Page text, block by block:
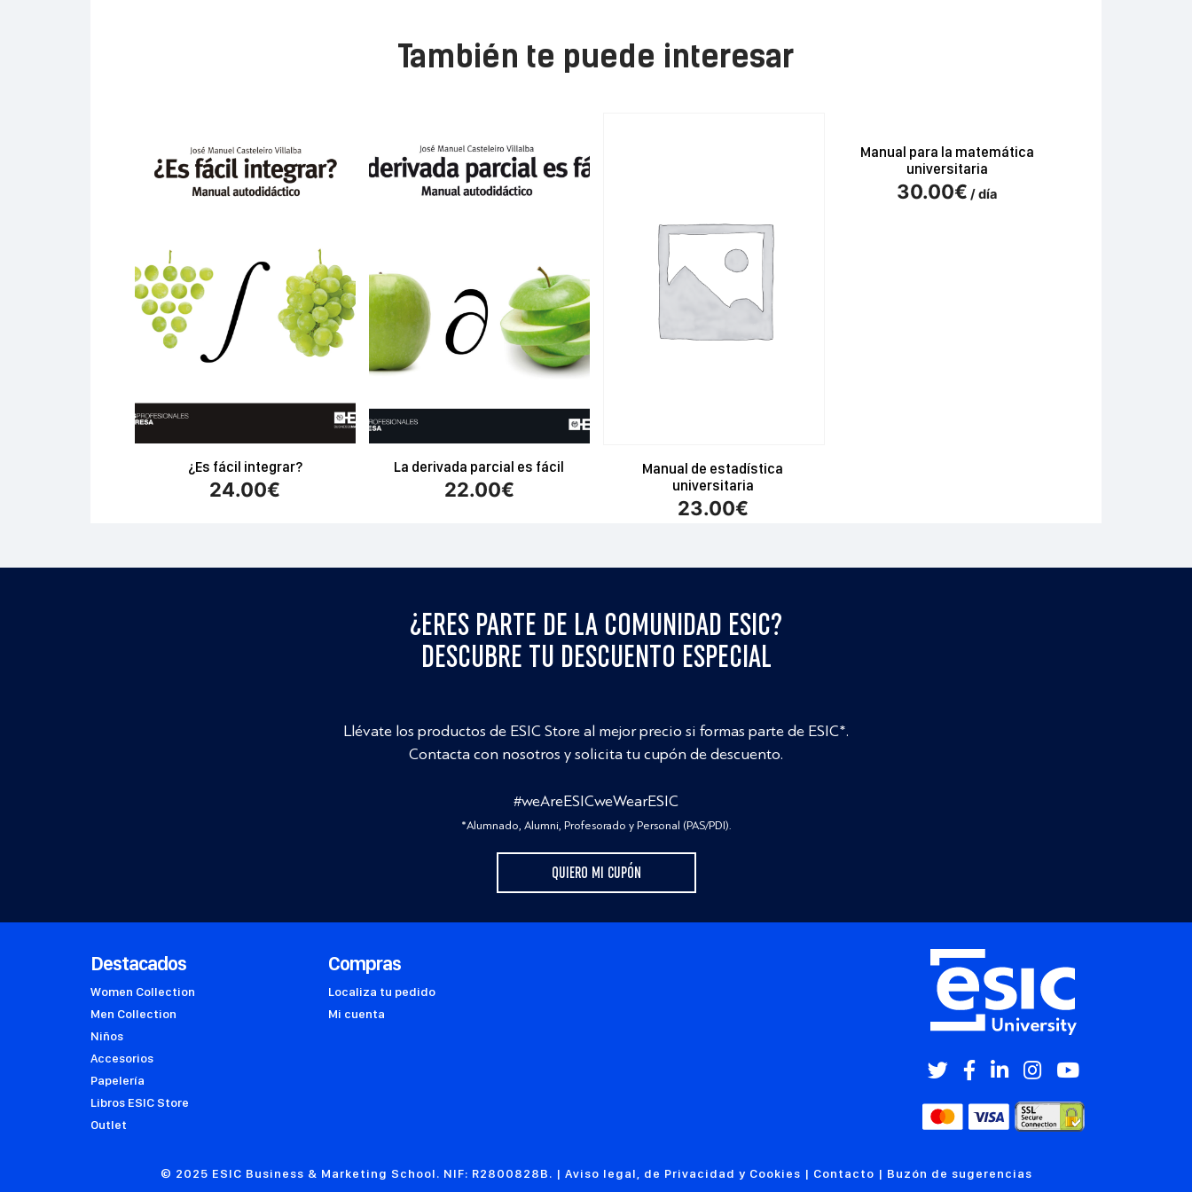
También te puede interesar
¿Es fácil integrar?
24.00€
La derivada parcial es fácil
22.00€
Manual de estadística
universitaria
23.00€
Manual para la matemática
universitaria
30.00€ / día
¿ERES PARTE DE LA COMUNIDAD ESIC?
DESCUBRE TU DESCUENTO ESPECIAL
Llévate los productos de ESIC Store al mejor precio si formas parte de ESIC*.
Contacta con nosotros y solicita tu cupón de descuento.
#weAreESICweWearESIC
*Alumnado, Alumni, Profesorado y Personal (PAS/PDI).
QUIERO MI CUPÓN
Destacados
Women Collection
Men Collection
Niños
Accesorios
Papelería
Libros ESIC Store
Outlet
Compras
Localiza tu pedido
Mi cuenta
© 2025 ESIC Business & Marketing School. NIF: R2800828B. | Aviso legal, de Privacidad y Cookies | Contacto | Buzón de sugerencias